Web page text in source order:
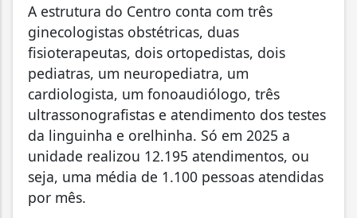
A estrutura do Centro conta com três
ginecologistas obstétricas, duas
fisioterapeutas, dois ortopedistas, dois
pediatras, um neuropediatra, um
cardiologista, um fonoaudiólogo, três
ultrassonografistas e atendimento dos testes
da linguinha e orelhinha. Só em 2025 a
unidade realizou 12.195 atendimentos, ou
seja, uma média de 1.100 pessoas atendidas
por mês.